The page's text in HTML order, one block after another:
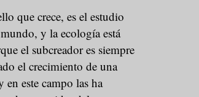
que crece, es el estudio
y la ecología está
el subcreador es siempre
el crecimiento de una
este campo las ha